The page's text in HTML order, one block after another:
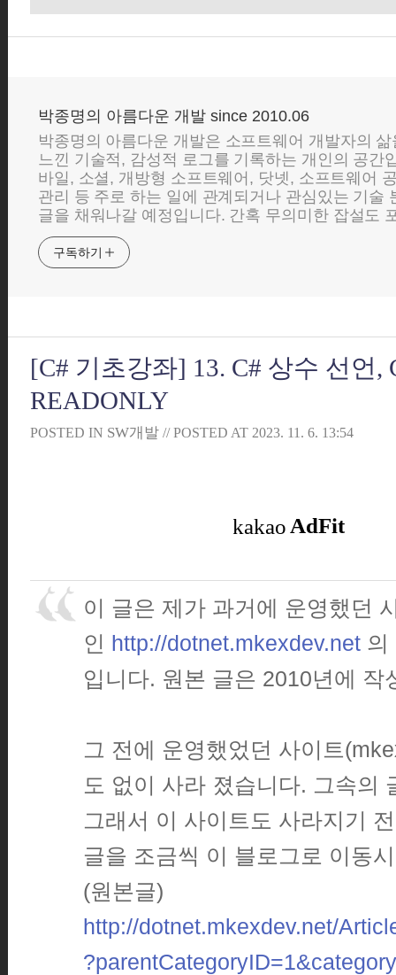
박종명의 아름다운 개발 since 2010.06
박종명의 아름다운 개발은 소프트웨어 개발자의
느낀 기술적, 감성적 로그를 기록하는 개인의 공간
바일, 소셜, 개방형 소프트웨어, 닷넷, 소프트웨어
관리 등 주로 하는 일에 관계되거나 관심있는 기술
글을 채워나갈 예정입니다. 간혹 무의미한 잡설도
구독하기
[C# 기초강좌] 13. C# 상수 선언,
READONLY
POSTED IN SW개발 // POSTED AT 2023. 11. 6. 13:54
이 글은 제가 과거에 운영했던
인 http://dotnet.mkexdev.net 의
입니다. 원본 글은 2010년에 작
그 전에 운영했었던 사이트
도 없이 사라 졌습니다. 그속의
그래서 이 사이트도 사라지기
글을 조금씩 이 블로그로 이동
(원본글)
http://dotnet.mkexdev.net/